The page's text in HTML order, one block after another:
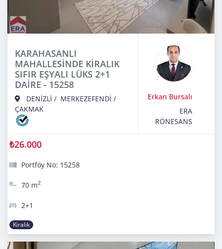
KARAHASANLI
MAHALLESİNDE KİRALIK
SIFIR EŞYALI LÜKS 2+1
DAİRE - 15258
DENİZLİ / MERKEZEFENDİ /
ÇAKMAK
Erkan Bursalı
ERA
RÖNESANS
₺26.000
Portföy No: 15258
70 m2
2+1
Kiralık